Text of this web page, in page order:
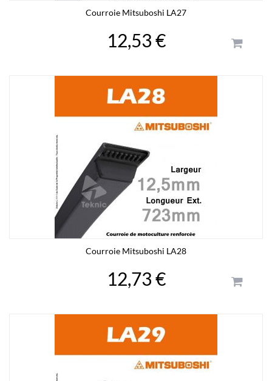
Courroie Mitsuboshi LA27
12,53 €
Courroie Mitsuboshi LA28
12,73 €